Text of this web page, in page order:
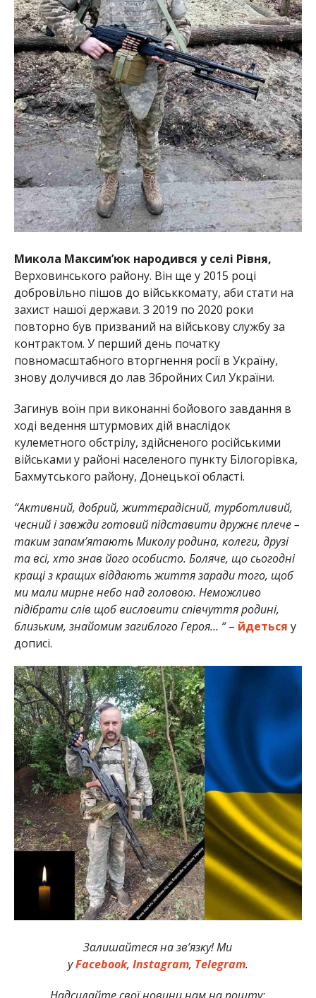
Микола Максим’юк народився у селі Рівня,
Верховинського району. Він ще у 2015 році
добровільно пішов до військкомату, аби стати на
захист нашої держави. З 2019 по 2020 роки
повторно був призваний на військову службу за
контрактом. У перший день початку
повномасштабного вторгнення росії в Україну,
знову долучився до лав Збройних Сил України.
Загинув воїн при виконанні бойового завдання в
ході ведення штурмових дій внаслідок
кулеметного обстрілу, здійсненого російськими
військами у районі населеного пункту Білогорівка,
Бахмутського району, Донецької області.
“Активний, добрий, життєрадісний, турботливий,
чесний і завжди готовий підставити дружнє плече –
таким запам’ятають Миколу родина, колеги, друзі
та всі, хто знав його особисто. Боляче, що сьогодні
кращі з кращих віддають життя заради того, щоб
ми мали мирне небо над головою. Неможливо
підібрати слів щоб висловити співчуття родині,
близьким, знайомим загиблого Героя… “– йдеться у
дописі.
Залишайтеся на зв’язку! Ми
уFacebook, Instagram, Telegram.